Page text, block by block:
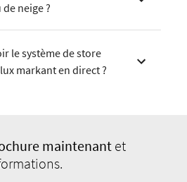
neige ?
le système de store
markant en direct ?
maintenant et